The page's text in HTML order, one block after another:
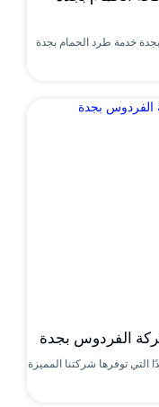
خدمة طرد الحمام بجدة
الفردوس بجدة
التي توفرها شركتنا المميزة